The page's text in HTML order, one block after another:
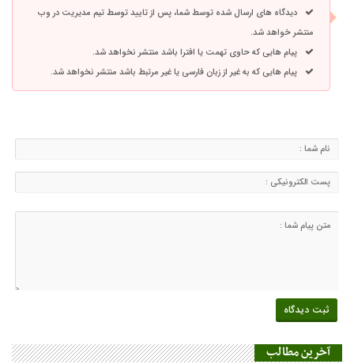
دیدگاه های ارسال شده توسط شما، پس از تایید توسط تیم مدیریت در وب
منتشر خواهد شد.
پیام هایی که حاوی تهمت یا افترا باشد منتشر نخواهد شد.
پیام هایی که به غیر از زبان فارسی یا غیر مرتبط باشد منتشر نخواهد شد.
آخرین مطالب